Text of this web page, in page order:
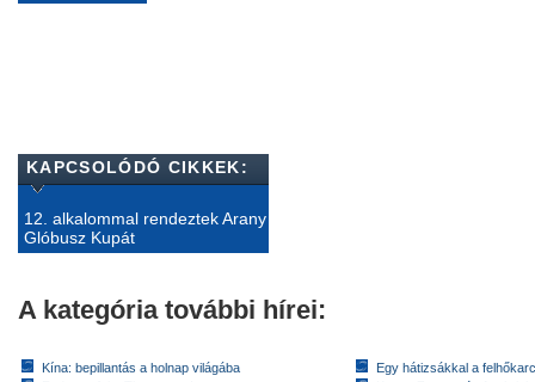
KAPCSOLÓDÓ CIKKEK:
12. alkalommal rendeztek Arany
Glóbusz Kupát
A kategória további hírei:
Kína: bepillantás a holnap világába
Egy hátizsákkal a